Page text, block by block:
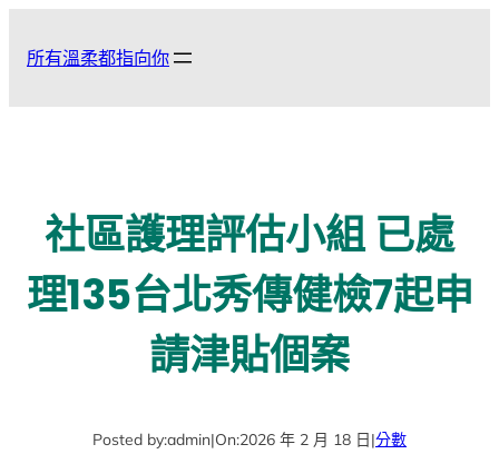
所有溫柔都指向你
社區護理評估小組 已處
理135台北秀傳健檢7起申
請津貼個案
Posted by:admin|On:2026 年 2 月 18 日|分數